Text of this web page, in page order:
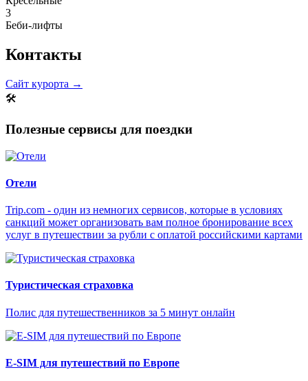
3
Беби-лифты
Контакты
Сайт курорта →
🛠
Полезные сервисы для поездки
Отели
Trip.com - один из немногих сервисов, которые в условиях
санкций может организовать вам полное бронирование всех
услуг в путешествии за рубли с оплатой российскими картами
Туристическая страховка
Полис для путешественников за 5 минут онлайн
E-SIM для путешествий по Европе